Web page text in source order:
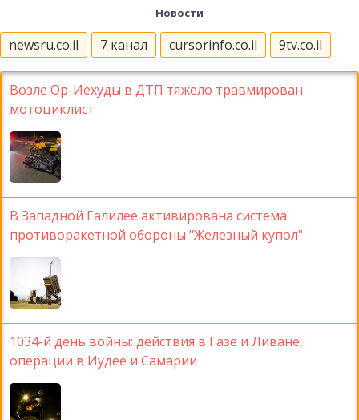
Новости
newsru.co.il 7 канал cursorinfo.co.il 9tv.co.il
Возле Ор-Иехуды в ДТП тяжело травмирован
мотоциклист
В Западной Галилее активирована система
противоракетной обороны "Железный купол"
1034-й день войны: действия в Газе и Ливане,
операции в Иудее и Самарии